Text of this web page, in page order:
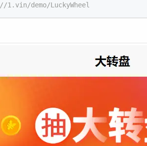
//1.vin/demo/LuckyWheel